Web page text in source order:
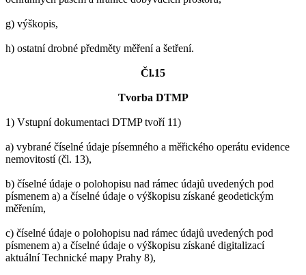
g) výškopis,
h) ostatní drobné předměty měření a šetření.
Čl.15
Tvorba DTMP
1) Vstupní dokumentaci DTMP tvoří 11)
a) vybrané číselné údaje písemného a měřického operátu evidence
nemovitostí (čl. 13),
b) číselné údaje o polohopisu nad rámec údajů uvedených pod
písmenem a) a číselné údaje o výškopisu získané geodetickým
měřením,
c) číselné údaje o polohopisu nad rámec údajů uvedených pod
písmenem a) a číselné údaje o výškopisu získané digitalizací
aktuální Technické mapy Prahy 8),